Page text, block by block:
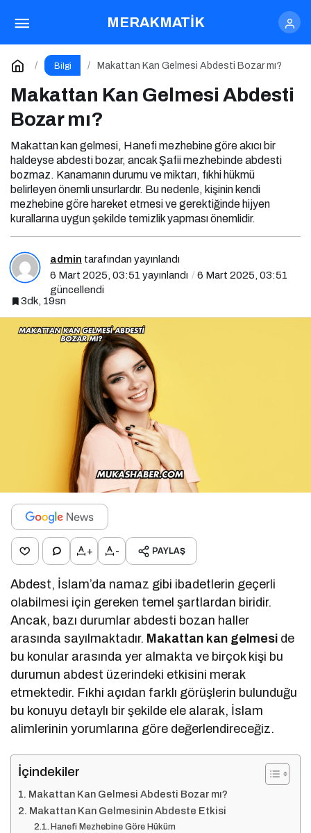
MERAKMATİK
Bilgi Makattan Kan Gelmesi Abdesti Bozar mı?
Makattan Kan Gelmesi Abdesti
Bozar mı?
Makattan kan gelmesi, Hanefi mezhebine göre akıcı bir
haldeyse abdesti bozar, ancak Şafii mezhebinde abdesti
bozmaz. Kanamanın durumu ve miktarı, fıkhi hükmü
belirleyen önemli unsurlardır. Bu nedenle, kişinin kendi
mezhebine göre hareket etmesi ve gerektiğinde hijyen
kurallarına uygun şekilde temizlik yapması önemlidir.
admin tarafından yayınlandı
6 Mart 2025, 03:51 yayınlandı
6 Mart 2025, 03:51
güncellendi
3dk, 19sn
+ - PAYLAŞ
Abdest, İslam’da namaz gibi ibadetlerin geçerli
olabilmesi için gereken temel şartlardan biridir.
Ancak, bazı durumlar abdesti bozan haller
arasında sayılmaktadır. Makattan kan gelmesi de
bu konular arasında yer almakta ve birçok kişi bu
durumun abdest üzerindeki etkisini merak
etmektedir. Fıkhi açıdan farklı görüşlerin bulunduğu
bu konuyu detaylı bir şekilde ele alarak, İslam
alimlerinin yorumlarına göre değerlendireceğiz.
İçindekiler
Makattan Kan Gelmesi Abdesti Bozar mı?
Makattan Kan Gelmesinin Abdeste Etkisi
Hanefi Mezhebine Göre Hüküm
Makattan Kan Gelmesi Abdesti Bozar mı?
Yorum Yap